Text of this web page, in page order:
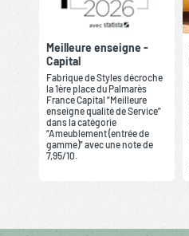
Meilleure enseigne -
Capital
Fabrique de Styles décroche
la 1ère place du Palmarès
France Capital “Meilleure
enseigne qualité de Service”
dans la catégorie
“Ameublement (entrée de
gamme)” avec une note de
7,95/10.